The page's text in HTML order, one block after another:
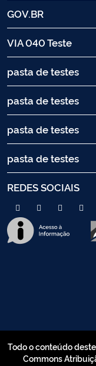
GOV.BR
VIA 040 Teste
pasta de testes
pasta de testes
pasta de testes
pasta de testes
REDES SOCIAIS
Todo o conteúdo
Commons